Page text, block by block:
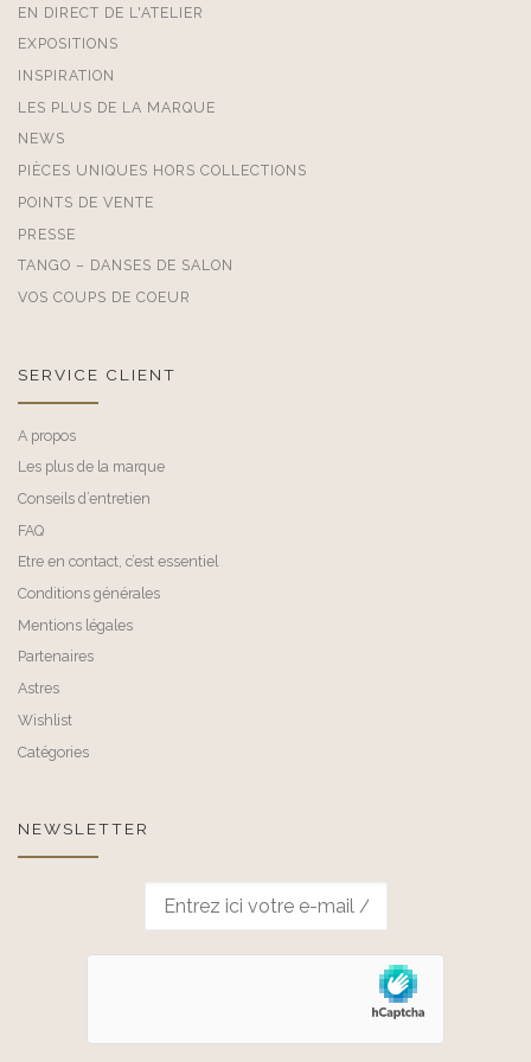
EN DIRECT DE L'ATELIER
EXPOSITIONS
INSPIRATION
LES PLUS DE LA MARQUE
NEWS
PIÈCES UNIQUES HORS COLLECTIONS
POINTS DE VENTE
PRESSE
TANGO – DANSES DE SALON
VOS COUPS DE COEUR
SERVICE CLIENT
A propos
Les plus de la marque
Conseils d’entretien
FAQ
Etre en contact, c’est essentiel
Conditions générales
Mentions légales
Partenaires
Astres
Wishlist
Catégories
NEWSLETTER